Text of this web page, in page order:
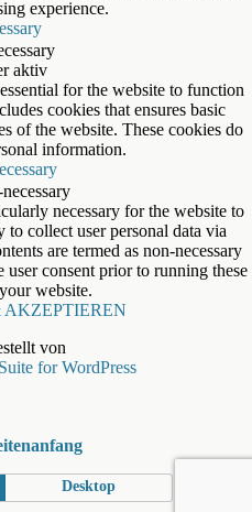
experience.
aktiv
for the website to function
cookies that ensures basic
of the website. These cookies do
information.
necessary for the website to
collect user personal data via
are termed as non-necessary
consent prior to running these
website.
AKZEPTIEREN
von
for WordPress
Desktop